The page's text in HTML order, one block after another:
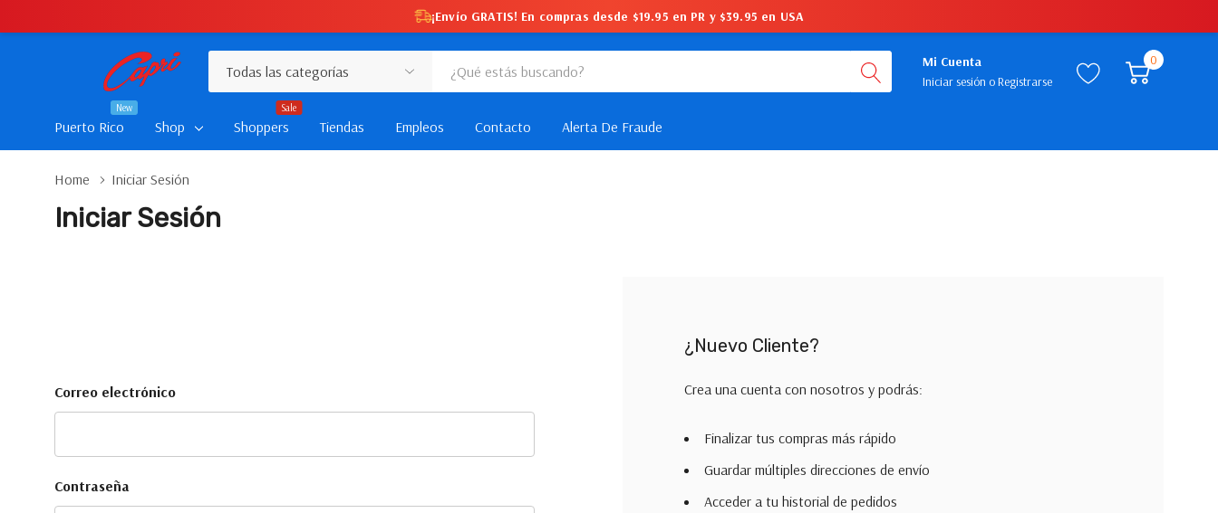
¡Envío GRATIS! En compras desde $19.95 en PR y $39.95 en USA
Todas
las
Buscar
Mi Cuenta
Iniciar sesión oRegistrarse
0
Puerto Rico
New
Shop Shoppers
Sale
Tiendas Empleos Contacto Alerta De Fraude
Home Iniciar Sesión
Iniciar Sesión
Correo electrónico
Contraseña
¿Nuevo Cliente?
Crea una cuenta con nosotros y podrás:
Finalizar tus compras más rápido
Guardar múltiples direcciones de envío
Acceder a tu historial de pedidos